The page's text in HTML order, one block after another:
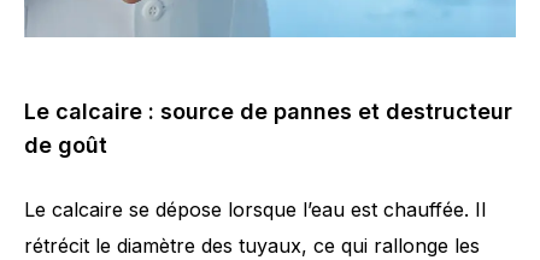
Le calcaire : source de pannes et destructeur
de goût
Le calcaire se dépose lorsque l’eau est chauffée. Il
rétrécit le diamètre des tuyaux, ce qui rallonge les